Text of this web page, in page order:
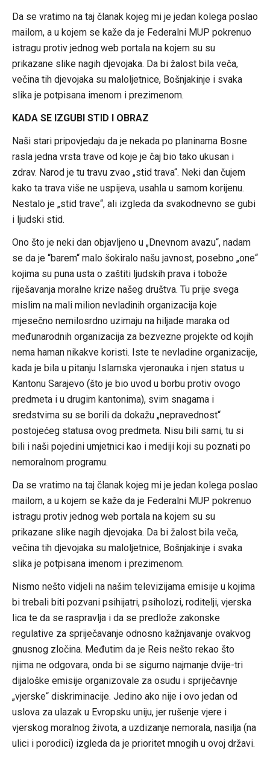
Da se vratimo na taj članak kojeg mi je jedan kolega poslao
mailom, a u kojem se kaže da je Federalni MUP pokrenuo
istragu protiv jednog web portala na kojem su su
prikazane slike nagih djevojaka. Da bi žalost bila veča,
večina tih djevojaka su maloljetnice, Bošnjakinje i svaka
slika je potpisana imenom i prezimenom.
KADA SE IZGUBI STID I OBRAZ
Naši stari pripovjedaju da je nekada po planinama Bosne
rasla jedna vrsta trave od koje je čaj bio tako ukusan i
zdrav. Narod je tu travu zvao „stid trava“. Neki dan čujem
kako ta trava više ne uspijeva, usahla u samom korijenu.
Nestalo je „stid trave“, ali izgleda da svakodnevno se gubi
i ljudski stid.
Ono što je neki dan objavljeno u „Dnevnom avazu“, nadam
se da je “barem“ malo šokiralo našu javnost, posebno „one“
kojima su puna usta o zaštiti ljudskih prava i tobože
riješavanja moralne krize našeg društva. Tu prije svega
mislim na mali milion nevladinih organizacija koje
mjesečno nemilosrdno uzimaju na hiljade maraka od
međunarodnih organizacija za bezvezne projekte od kojih
nema haman nikakve koristi. Iste te nevladine organizacije,
kada je bila u pitanju Islamska vjeronauka i njen status u
Kantonu Sarajevo (što je bio uvod u borbu protiv ovogo
predmeta i u drugim kantonima), svim snagama i
sredstvima su se borili da dokažu „nepravednost“
postojećeg statusa ovog predmeta. Nisu bili sami, tu si
bili i naši pojedini umjetnici kao i mediji koji su poznati po
nemoralnom programu.
Da se vratimo na taj članak kojeg mi je jedan kolega poslao
mailom, a u kojem se kaže da je Federalni MUP pokrenuo
istragu protiv jednog web portala na kojem su su
prikazane slike nagih djevojaka. Da bi žalost bila veča,
večina tih djevojaka su maloljetnice, Bošnjakinje i svaka
slika je potpisana imenom i prezimenom.
Nismo nešto vidjeli na našim televizijama emisije u kojima
bi trebali biti pozvani psihijatri, psiholozi, roditelji, vjerska
lica te da se raspravlja i da se predlože zakonske
regulative za spriječavanje odnosno kažnjavanje ovakvog
gnusnog zločina. Međutim da je Reis nešto rekao što
njima ne odgovara, onda bi se sigurno najmanje dvije-tri
dijaloške emisije organizovale za osudu i spriječavnje
„vjerske“ diskriminacije. Jedino ako nije i ovo jedan od
uslova za ulazak u Evropsku uniju, jer rušenje vjere i
vjerskog moralnog života, a uzdizanje nemorala, nasilja (na
ulici i porodici) izgleda da je prioritet mnogih u ovoj državi.